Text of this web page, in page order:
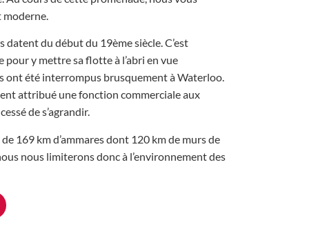
moderne.
datent du début du 19ème siècle. C’est
y mettre sa flotte à l’abri en vue
ont été interrompus brusquement à Waterloo.
attribué une fonction commerciale aux
de s’agrandir.
169 km d’ammares dont 120 km de murs de
nous limiterons donc à l’environnement des